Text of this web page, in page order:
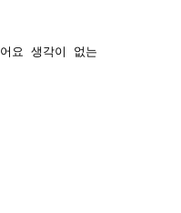
요 생각이 없는